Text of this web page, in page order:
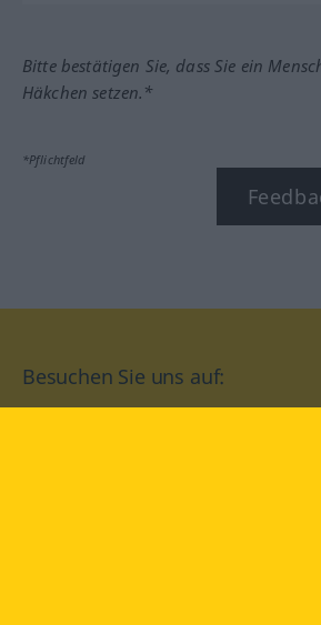
Bitte bestätigen Sie, dass Sie ein
Häkchen setzen.*
*Pflichtfeld
Besuchen Sie uns auf: